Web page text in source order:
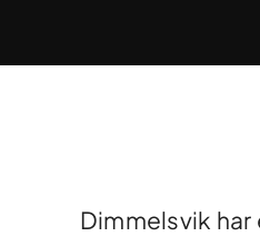
Dimmelsvik